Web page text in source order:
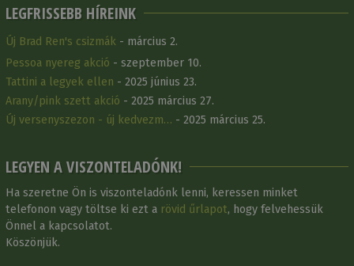
LEGFRISSEBB HÍREINK
Új Brad Ren's csizmák - március 2.
Pessoa nyereg akció - szeptember 10.
Tattini a legyek ellen - 2025 június 23.
Arany/pink szett akció - 2025 március 27.
Új versenyszezon - új kedvezm… - 2025 március 25.
LEGYEN A VISZONTELADÓNK!
Ha szeretne Ön is viszonteladónk lenni, keressen minket
telefonon vagy töltse ki ezt a rövid űrlapot, hogy felvehessük
Önnel a kapcsolatot.
Köszönjük.